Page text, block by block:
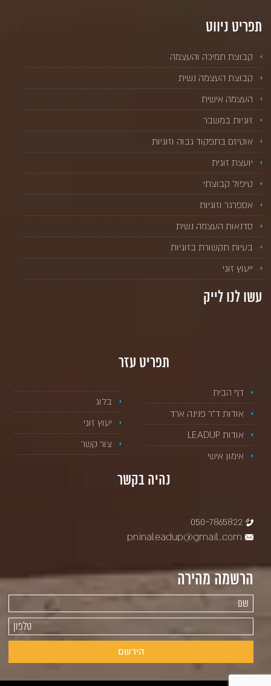
תפריט ניווט
קבוצת תמיכה והעצמה
קבוצת העצמה נשית
העצמה אישית
זוגיות במשבר
אוטיזם בתפקוד גבוה וזוגיות
יועצת זוגית
טיפול קבוצתי
אספרגר וזוגיות
סדנאות העצמה נשית
בעיות תקשורת בזוגיות
ייעוץ זוגי
עשו לנו לייק
תפריט עזר
דף הבית
אודות ד”ר פנינה ארד
אודות LEADUP
אימון אישי
בלוג
יעוץ זוגי
צור קשר
נהיה בקשר
הרשמה מהירה